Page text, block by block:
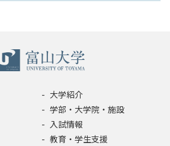
大学紹介
学部・大学院・施設
入試情報
教育・学生支援